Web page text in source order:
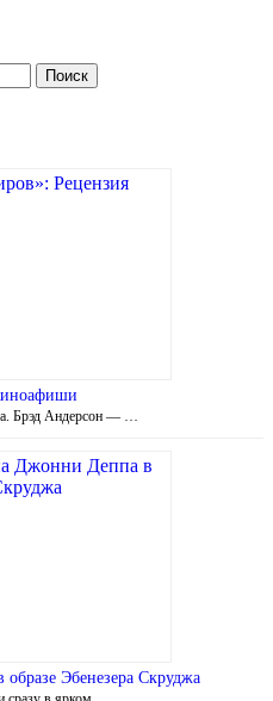
Брэд Андерсон — …
Эбенезера Скруджа